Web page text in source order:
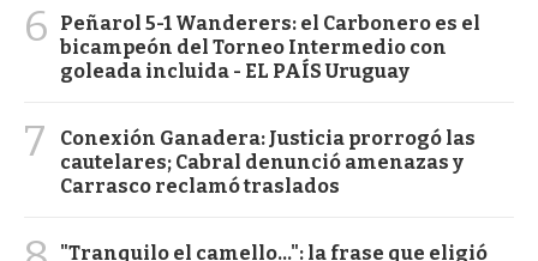
6
Peñarol 5-1 Wanderers: el Carbonero es el
bicampeón del Torneo Intermedio con
goleada incluida - EL PAÍS Uruguay
7
Conexión Ganadera: Justicia prorrogó las
cautelares; Cabral denunció amenazas y
Carrasco reclamó traslados
"Tranquilo el camello...": la frase que eligió